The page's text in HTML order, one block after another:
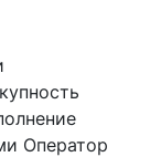
Оператор